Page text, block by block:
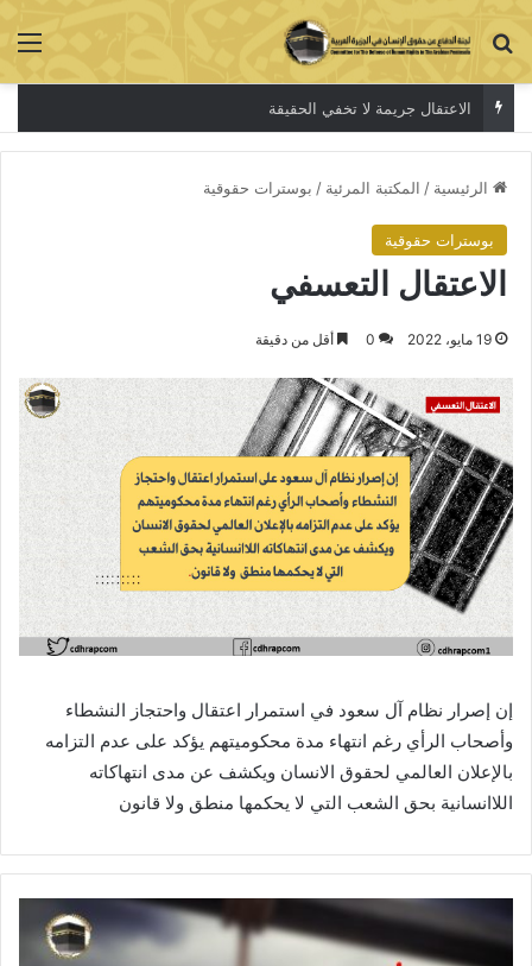
بحث عن
الاعتقال جريمة لا تخفي الحقيقة
الرئيسية / المكتبة المرئية / بوسترات حقوقية
بوسترات حقوقية
الاعتقال التعسفي
19 مايو، 2022 0 أقل من دقيقة
إن إصرار نظام آل سعود في استمرار اعتقال واحتجاز النشطاء
وأصحاب الرأي رغم انتهاء مدة محكوميتهم يؤكد على عدم التزامه
بالإعلان العالمي لحقوق الانسان ويكشف عن مدى انتهاكاته
اللاانسانية بحق الشعب التي لا يحكمها منطق ولا قانون